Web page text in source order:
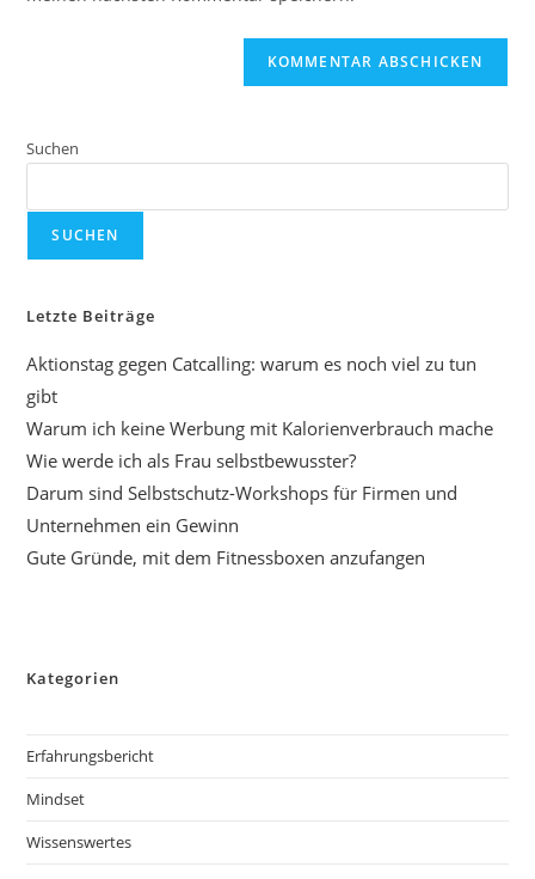
Suchen
SUCHEN
Letzte Beiträge
Aktionstag gegen Catcalling: warum es noch viel zu tun
gibt
Warum ich keine Werbung mit Kalorienverbrauch mache
Wie werde ich als Frau selbstbewusster?
Darum sind Selbstschutz-Workshops für Firmen und
Unternehmen ein Gewinn
Gute Gründe, mit dem Fitnessboxen anzufangen
Kategorien
Erfahrungsbericht
Mindset
Wissenswertes